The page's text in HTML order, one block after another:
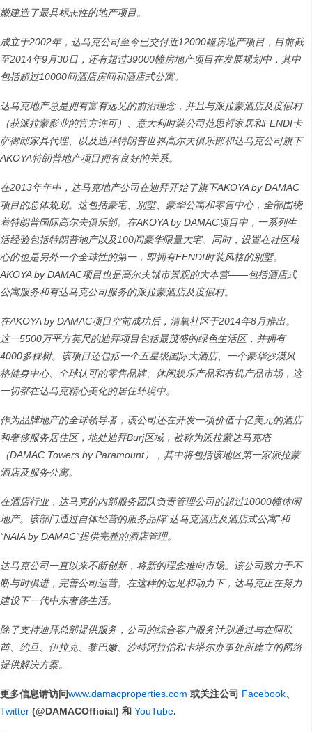
嫩建造了最具标志性的地产项目。
成立于2002年，达马克公司至今已交付近12000幢房地产项目，目前截
至2014年9月30日，还有超过39000幢房地产项目在发展规划中，其中
包括超过10000间酒店房间和酒店式公寓。
达马克地产总是拥有富有远见的前沿理念，并且与派拉蒙酒店及度假村
（获派拉蒙影业的官方许可）、意大利时装公司范思哲家居和FENDI卡
萨御邸家具代理、以及迪拜特朗普世界高尔夫俱乐部和达马克公司旗下
AKOYA特朗普地产项目拥有良好的关系。
在2013年年中，达马克地产公司在迪拜开始了旗下AKOYA by DAMAC
项目的总体规划。这包括豪宅、别墅、豪华公寓和零售中心，全部围绕
着特朗普国际高尔夫俱乐部。在AKOYA by DAMAC项目中，一系列生
活经验包括特朗普地产以及100间豪华限量大宅。同时，设置在社区核
心的也是另外一个全球性的第一，即拥有FENDI时装风格的别墅。
AKOYA by DAMAC项目也是高尔夫城市景观的大本营——包括酒店式
公寓服务和有达马克公司服务的派拉蒙酒店及度假村。
在AKOYA by DAMAC项目空前成功后，清氧社区于2014年8月推出。
这一5500万平方英尺的迪拜项目包括最茂盛的绿色生活区，并拥有
4000多棵树。该项目还包括一个五星级国际大酒店、一个豪华沙漠风
格健身中心、全球认可的零售品牌、休闲娱乐产品和有机产品市场，这
一切都在达马克精心美化的居住环境中。
作为品牌地产的全球领导者，该公司还在开发一项价值十亿美元的酒店
和奢侈服务居住区，地处迪拜Burj区域，被称为派拉蒙达马克塔
（DAMAC Towers by Paramount），其中将包括该地区第一家派拉蒙
酒店及服务公寓。
在酒店行业，达马克的内部服务团队负责管理公司的超过10000幢休闲
地产。该部门通过自体经营的服务品牌“达马克酒店及酒店式公寓”和
“NAIA by DAMAC”提供完整的酒店管理。
达马克公司一直以来不断创新，将新的理念推向市场。该公司致力于不
断与时俱进，完善公司运营。在这样的远见和动力下，达马克正在努力
建设下一代中东奢侈生活。
除了支持迪拜总部提供服务，公司的综合客户服务计划通过与在阿联
酋、约旦、伊拉克、黎巴嫩、沙特阿拉伯和卡塔尔办事处所建立的网络
提供解决方案。
更多信息请访问www.damacproperties.com 或关注公司 Facebook、
Twitter (@DAMACOfficial) 和 YouTube.